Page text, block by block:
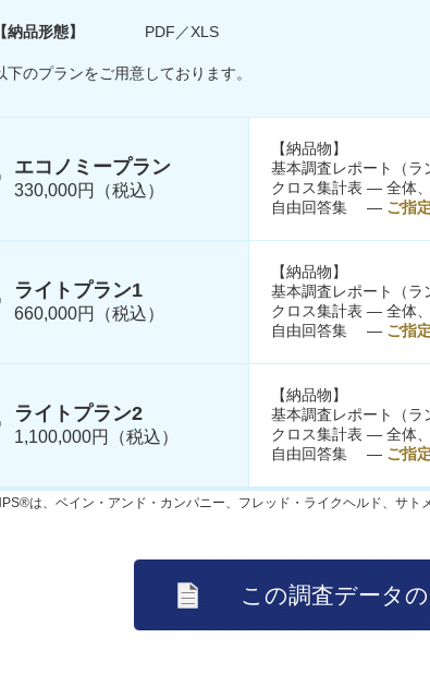
納品形態】 PDF／XLS
下のプランをご用意しております。
エコノミープラン
330,000円（税込）
【納品物】
基本調査レポート（ラ
クロス集計表 ― 全体、
自由回答集 ― ご指
ライトプラン1
660,000円（税込）
【納品物】
基本調査レポート（ラ
クロス集計表 ― 全体、
自由回答集 ― ご指
ライトプラン2
1,100,000円（税込）
【納品物】
基本調査レポート（ラ
クロス集計表 ― 全体、
自由回答集 ― ご指
は、ベイン・アンド・カンパニー、フレッド・ライクヘルド、サト